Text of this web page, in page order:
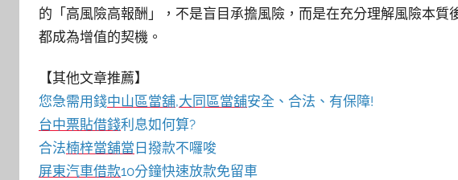
的「高風險高報酬」，不是盲目承擔風險，而是在充分理解風險本質
都成為增值的契機。
【其他文章推薦】
您急需用錢中山區當舖,大同區當舖安全、合法、有保障!
台中票貼借錢利息如何算?
合法楠梓當舖當 日撥款不囉唆
屏東汽車借款10分鐘快速放款免留車